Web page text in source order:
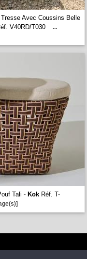
Avec Coussins Belle
V40RD/T030
...
Tali - Kok Réf. T-